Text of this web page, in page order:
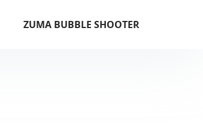
ZUMA BUBBLE SHOOTER